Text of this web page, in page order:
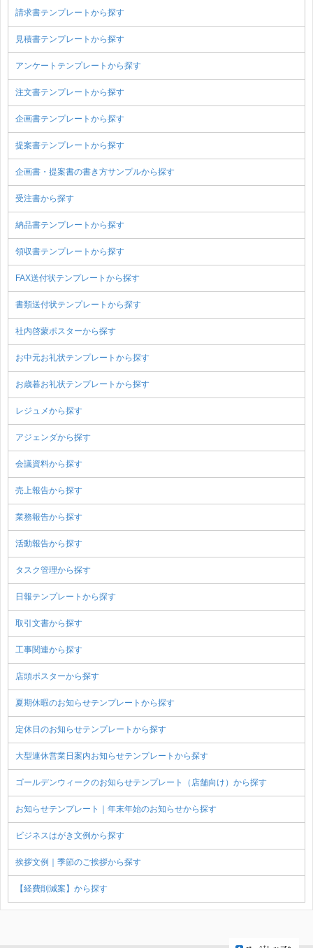
請求書テンプレートから探す
見積書テンプレートから探す
アンケートテンプレートから探す
注文書テンプレートから探す
企画書テンプレートから探す
提案書テンプレートから探す
企画書・提案書の書き方サンプルから探す
受注書から探す
納品書テンプレートから探す
領収書テンプレートから探す
FAX送付状テンプレートから探す
書類送付状テンプレートから探す
社内啓蒙ポスターから探す
お中元お礼状テンプレートから探す
お歳暮お礼状テンプレートから探す
レジュメから探す
アジェンダから探す
会議資料から探す
売上報告から探す
業務報告から探す
活動報告から探す
タスク管理から探す
日報テンプレートから探す
取引文書から探す
工事関連から探す
店頭ポスターから探す
夏期休暇のお知らせテンプレートから探す
定休日のお知らせテンプレートから探す
大型連休営業日案内お知らせテンプレートから探す
ゴールデンウィークのお知らせテンプレート（店舗向け）から探す
お知らせテンプレート｜年末年始のお知らせから探す
ビジネスはがき文例から探す
挨拶文例｜季節のご挨拶から探す
【経費削減案】から探す